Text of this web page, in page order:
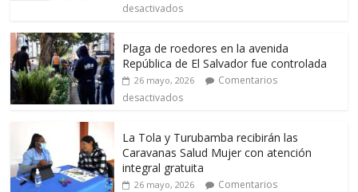
desactivados
Plaga de roedores en la avenida
República de El Salvador fue controlada
26 mayo, 2026
Comentarios
desactivados
La Tola y Turubamba recibirán las
Caravanas Salud Mujer con atención
integral gratuita
26 mayo, 2026
Comentarios